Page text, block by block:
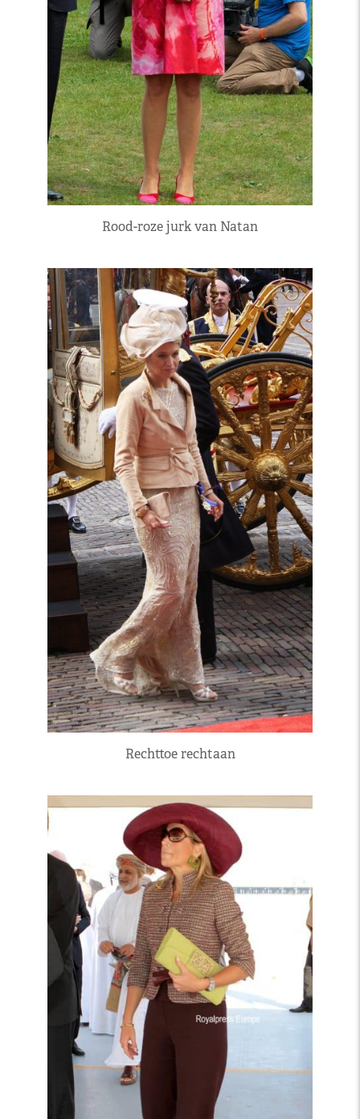
Rood-roze jurk van Natan
Rechttoe rechtaan